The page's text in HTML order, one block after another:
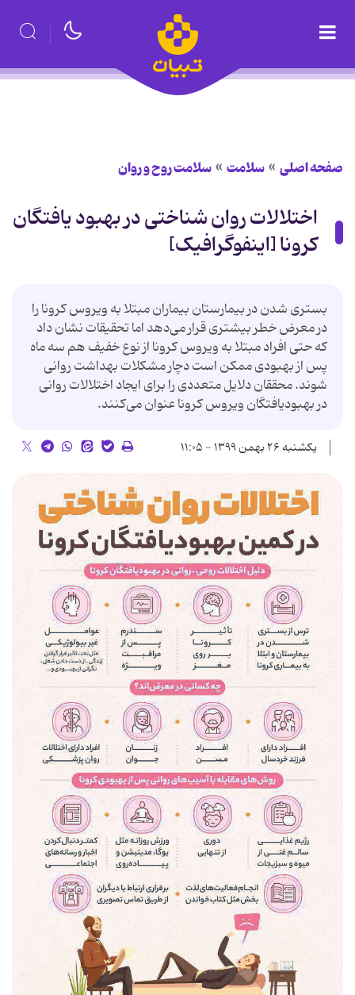
صفحه اصلی سلامت سلامت روح و روان
اختلالات روان شناختی در بهبود یافتگان
کرونا [اینفوگرافیک]
بستری شدن در بیمارستان بیماران مبتلا به ویروس کرونا را
در معرض خطر بیشتری قرار می‌دهد اما تحقیقات نشان داد
که حتی افراد مبتلا به ویروس کرونا از نوع خفیف هم سه ماه
پس از بهبودی ممکن است دچار مشکلات بهداشت روانی
شوند. محققان دلایل متعددی را برای ایجاد اختلالات روانی
در بهبودیافتگان ویروس کرونا عنوان می‌کنند.
یکشنبه ۲۶ بهمن ۱۳۹۹ - ۱۱:۰۵